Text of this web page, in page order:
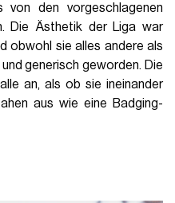
von den vorgeschlagenen
Die Ästhetik der Liga war
obwohl sie alles andere als
generisch geworden. Die
an, als ob sie ineinander
aus wie eine Badging-